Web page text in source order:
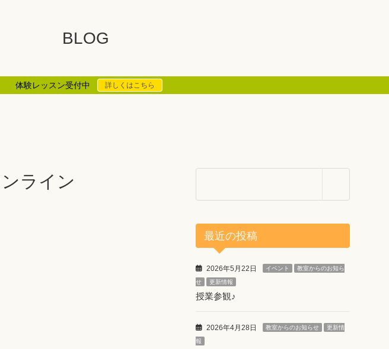
BLOG
体験レッスン受付中 詳しくはこちら
ライン
最近の投稿
2026年5月22日 イベント 教室からのお知ら
せ 更新情報
授業参観♪
2026年4月28日 教室からのお知らせ 更新情
報